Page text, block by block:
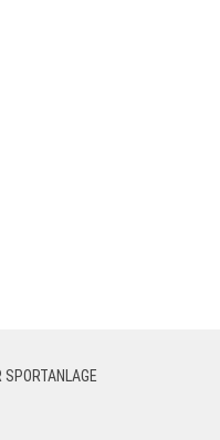
SPORTANLAGE